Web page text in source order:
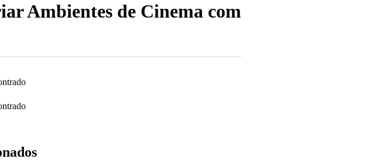
Ambientes de Cinema com